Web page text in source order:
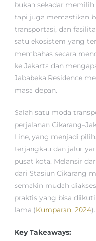
bukan sekadar
tapi juga memastikan
transportasi, dan
satu ekosistem yang
membahas secara
ke Jakarta dan
Jababeka Residence
masa depan.
Salah satu moda
perjalanan
Line, yang menjadi
terjangkau dan jalur
pusat kota. Melansir
dari Stasiun Cikarang
semakin mudah
praktis yang bisa
lama (Kumparan, 2024).
Key Takeaways: